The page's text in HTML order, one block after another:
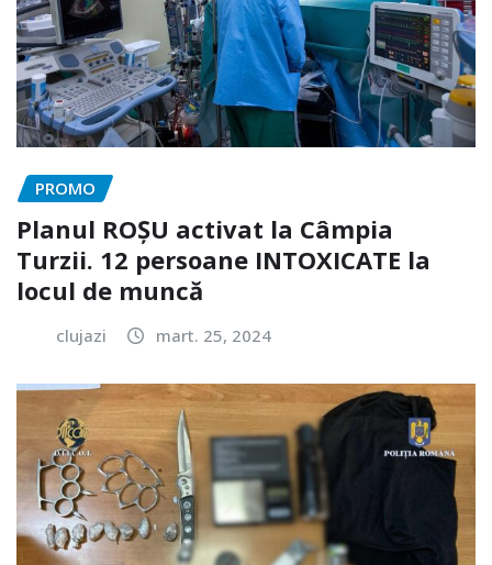
PROMO
Planul ROȘU activat la Câmpia
Turzii. 12 persoane INTOXICATE la
locul de muncă
clujazi mart. 25, 2024